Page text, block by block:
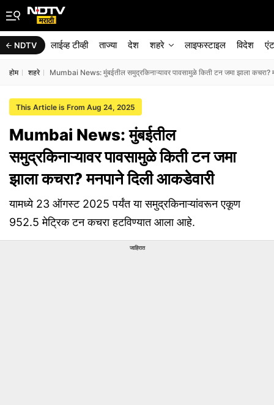
NDTV लाईव्ह टीव्ही ताज्या देश शहरे लाइफस्टाइल विदेश
होम शहरे Mumbai News: मुंबईतील समुद्रकिनाऱ्यावर पावसामुळे किती टन जमा झाला कचरा?
This Article is From Aug 24, 2025
Mumbai News: मुंबईतील
समुद्रकिनाऱ्यावर पावसामुळे किती टन जमा
झाला कचरा? मनपाने दिली आकडेवारी
यामध्ये 23 ऑगस्ट 2025 पर्यंत या समुद्रकिनाऱ्यांवरून एकूण
952.5 मेट्रिक टन कचरा हटविण्यात आला आहे.
जाहिरात